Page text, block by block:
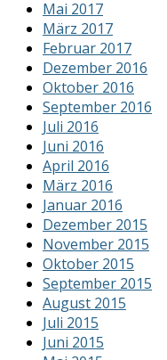
Mai 2017
März 2017
Februar 2017
Dezember 2016
Oktober 2016
September 2016
Juli 2016
Juni 2016
April 2016
März 2016
Januar 2016
Dezember 2015
November 2015
Oktober 2015
September 2015
August 2015
Juli 2015
Juni 2015